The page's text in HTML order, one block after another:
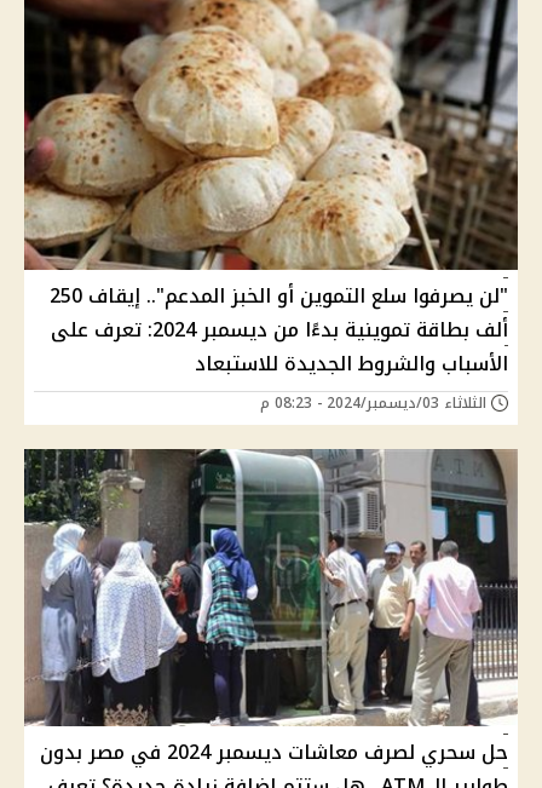
"لن يصرفوا سلع التموين أو الخبز المدعم".. إيقاف 250
ألف بطاقة تموينية بدءًا من ديسمبر 2024: تعرف على
الأسباب والشروط الجديدة للاستبعاد
الثلاثاء 03/ديسمبر/2024 - 08:23 م
حل سحري لصرف معاشات ديسمبر 2024 في مصر بدون